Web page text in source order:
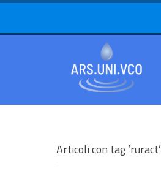
Articoli con tag ‘ruract’